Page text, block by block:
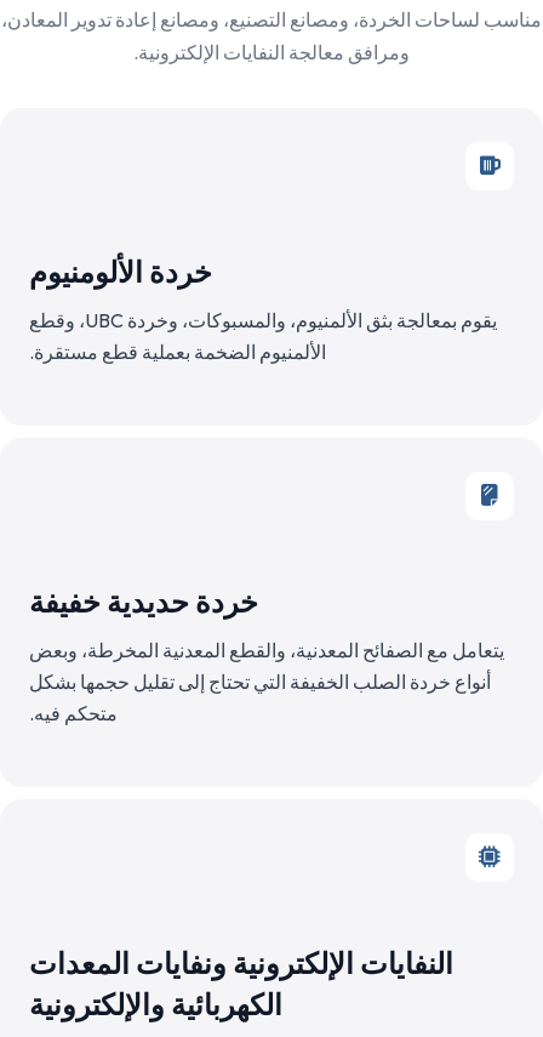
مناسب لساحات الخردة، ومصانع التصنيع، ومصانع إعادة تدوير المعادن،
ومرافق معالجة النفايات الإلكترونية.
خردة الألومنيوم
يقوم بمعالجة بثق الألمنيوم، والمسبوكات، وخردة UBC، وقطع
الألمنيوم الضخمة بعملية قطع مستقرة.
خردة حديدية خفيفة
يتعامل مع الصفائح المعدنية، والقطع المعدنية المخرطة، وبعض
أنواع خردة الصلب الخفيفة التي تحتاج إلى تقليل حجمها بشكل
متحكم فيه.
النفايات الإلكترونية ونفايات المعدات
الكهربائية والإلكترونية